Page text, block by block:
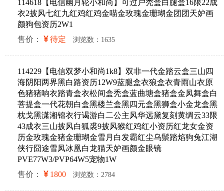
114618【电信幽月轮小和尚】可过户秃盒白腿盒16限22成
衣2披风七红九红鸡红鸡金喵金玫瑰金珊瑚金团团天妒画
颜狗包资历2W1
售价：
待定 浏览数：1635
114229【电信双梦小和尚1k8】双非一代金踏云盒三山四
海阴阳两界黑白路资历12W9蓝腿盒衣狼盒衣青雨山衣原
色猪猪响衣踏青盒衣松间盒秃盒蓝曲塘盒猪盒金凤舞盒白
菩提盒一代花朝白盒黑楼兰盒黑四元盒黑狮盒小金龙盒黑
枕戈黑潇湘锦衣行谒游白二公主风华远黛复刻黄绸云33限
43成衣三山披风白狐裘9披风猴红鸡红小资历红龙女金资
历金玫瑰金猪金珊瑚金雪月白发霸红尘乌鬃踏焰驹兔江湖
侠行囧途雪凤冰凰白龙猫天妒画颜金眼镜
PVE77W3/PVP64W5宠物1W
售价：
1800 浏览数：2784